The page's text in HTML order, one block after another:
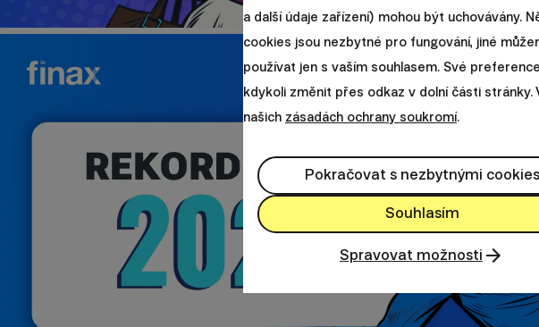
a další údaje zařízení) mohou být uchovávány.
cookies jsou nezbytné pro fungování, jiné
používat jen s vaším souhlasem. Své
kdykoli změnit přes odkaz v dolní části stránky.
našich zásadách ochrany soukromí.
Pokračovat s nezbytnými cookies
Souhlasím
Spravovat možnosti